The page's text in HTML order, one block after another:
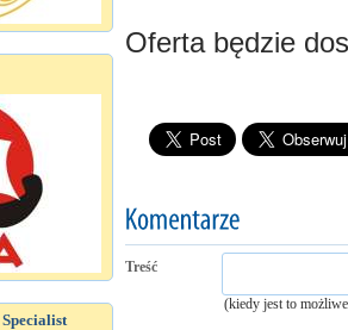
Oferta będzie
Treść
(kiedy jest to